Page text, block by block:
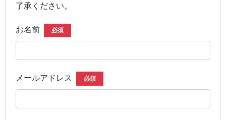
了承ください。
お名前 必須
メールアドレス 必須